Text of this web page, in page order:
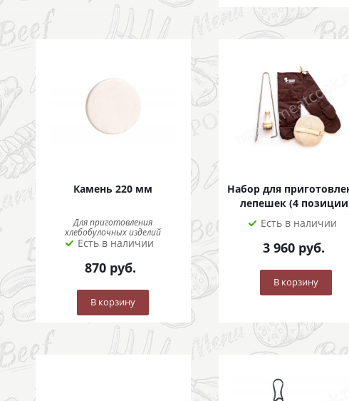
Камень 220 мм
Для приготовления
хлебобулочных изделий
Есть в наличии
870 руб.
В корзину
Набор для
лепешек (4
Есть в наличии
3 960руб.
В корзину